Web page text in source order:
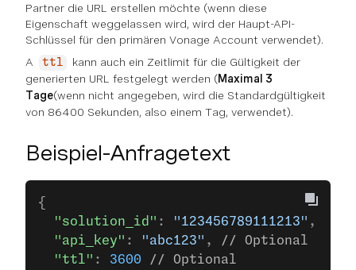
Partner die URL erstellen möchte (wenn diese
Eigenschaft weggelassen wird, wird der Haupt-API-
Schlüssel für den primären Vonage Account verwendet).
A
ttl
kann auch ein Zeitlimit für die Gültigkeit der
generierten URL festgelegt werden (Maximal 3
Tage(wenn nicht angegeben, wird die Standardgültigkeit
von 86400 Sekunden, also einem Tag, verwendet).
Beispiel-Anfragetext
{
  "solution_id"
: "123456789111213" ,
  "api_key"
: "abc123" ,
// Optional
  "ttl"
: 3600 // Optional